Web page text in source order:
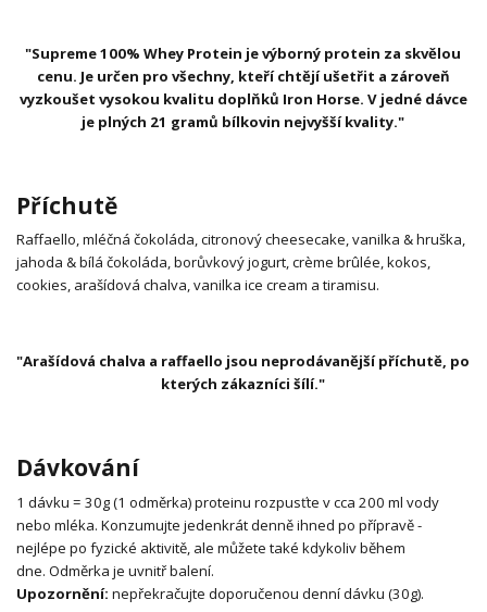
"Supreme 100% Whey Protein je výborný protein za skvělou
cenu. Je určen pro všechny, kteří chtějí ušetřit a zároveň
vyzkoušet vysokou kvalitu doplňků Iron Horse. V jedné dávce
je plných 21 gramů bílkovin nejvyšší kvality."
Příchutě
Raffaello, mléčná čokoláda, citronový cheesecake, vanilka & hruška,
jahoda & bílá čokoláda, borůvkový jogurt, crème brûlée, kokos,
cookies, arašídová chalva, vanilka ice cream a tiramisu.
"Arašídová chalva a raffaello jsou neprodávanější příchutě, po
kterých zákazníci šílí."
Dávkování
1 dávku = 30g (1 odměrka) proteinu rozpusťte v cca 200 ml vody
nebo mléka. Konzumujte jedenkrát denně ihned po přípravě -
nejlépe po fyzické aktivitě, ale můžete také kdykoliv během
dne. Odměrka je uvnitř balení.
Upozornění: nepřekračujte doporučenou denní dávku (30g).